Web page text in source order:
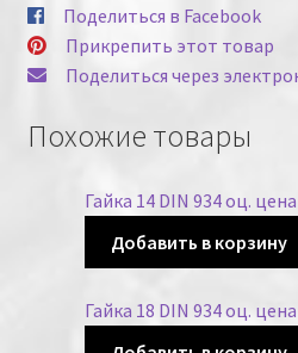
Поделиться в Facebook
Прикрепить этот товар
Поделиться через
Похожие товары
Гайка 14 DIN 934 оц. цена
Добавить в корзину
Гайка 18 DIN 934 оц. цена